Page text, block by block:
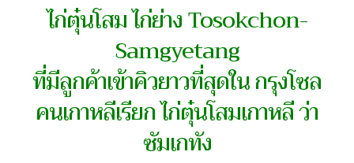
ไก่ตุ๋นโสม ไก่ย่าง Tosokchon-
Samgyetang
ที่มีลูกค้าเข้าคิวยาวที่สุดใน กรุงโซล
คนเกาหลีเรียก ไก่ตุ๋นโสมเกาหลี ว่า
ซัมเกทัง